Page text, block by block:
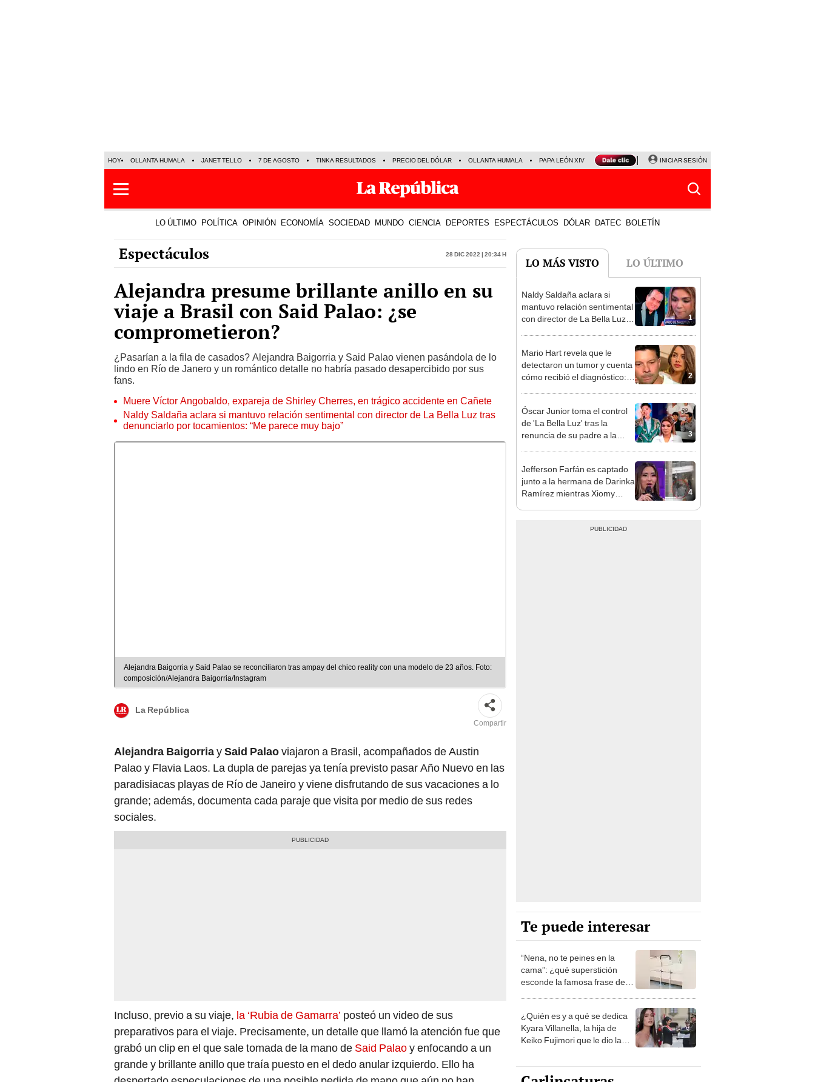
HOY OLLANTA HUMALA JANET TELLO 7 DE AGOSTO TINKA RESULTADOS PRECIO DEL DÓLAR OLLANTA HUMALA PAPA LEÓN XIV NALDY SALDAÑA LA BELLA LUZ
INICIAR SESIÓN
LO ÚLTIMO POLÍTICA OPINIÓN ECONOMÍA SOCIEDAD MUNDO CIENCIA DEPORTES ESPECTÁCULOS DÓLAR DATEC BOLETÍN
Espectáculos 28 Dic 2022 | 20:34 h
Alejandra presume brillante anillo en su
viaje a Brasil con Said Palao: ¿se
comprometieron?
¿Pasarían a la fila de casados? Alejandra Baigorria y Said Palao vienen pasándola de lo
lindo en Río de Janero y un romántico detalle no habría pasado desapercibido por sus
fans.
Muere Víctor Angobaldo, expareja de Shirley Cherres, en trágico accidente en Cañete
Naldy Saldaña aclara si mantuvo relación sentimental con director de La Bella Luz tras
denunciarlo por tocamientos: “Me parece muy bajo”
Alejandra Baigorria y Said Palao se reconciliaron tras ampay del chico reality con una modelo de 23 años. Foto:
composición/Alejandra Baigorria/Instagram
La República
Compartir
Alejandra BaigorriaySaid Palaoviajaron a Brasil, acompañados de Austin
Palao y Flavia Laos. La dupla de parejas ya tenía previsto pasar Año Nuevo en las
paradisiacas playas de Río de Janeiro y viene disfrutando de sus vacaciones a lo
grande; además, documenta cada paraje que visita por medio de sus redes
sociales.
Incluso, previo a su viaje, la ‘Rubia de Gamarra’ posteó un video de sus
preparativos para el viaje. Precisamente, un detalle que llamó la atención fue que
grabó un clip en el que sale tomada de la mano de Said Palaoy enfocando a un
grande y brillante anillo que traía puesto en el dedo anular izquierdo. Ello ha
LO MÁS VISTO LO ÚLTIMO
1
Naldy Saldaña aclara si
mantuvo relación sentimental
con director de La Bella Luz
bajo”
2
Mario Hart revela que le
detectaron un tumor y cuenta
cómo recibió el diagnóstico:
3
Óscar Junior toma el control
de 'La Bella Luz' tras la
renuncia de su padre a la
4
Jefferson Farfán es captado
junto a la hermana de Darinka
Ramírez mientras Xiomy
Te puede interesar
“Nena, no te peines en la
cama”: ¿qué superstición
esconde la famosa frase de
¿Quién es y a qué se dedica
Kyara Villanella, la hija de
Keiko Fujimori que le dio la